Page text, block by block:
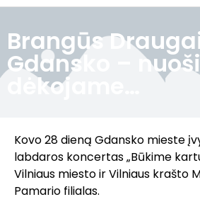
Brangūs
Gdansko –
dėkojame…
Kovo 28 dieną Gdansko mieste
labdaros koncertas „Būkime
Vilniaus miesto ir Vilniaus krašto
Pamario filialas.